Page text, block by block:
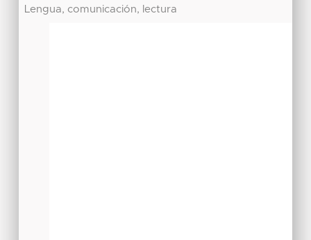
Lengua, comunicación, lectura